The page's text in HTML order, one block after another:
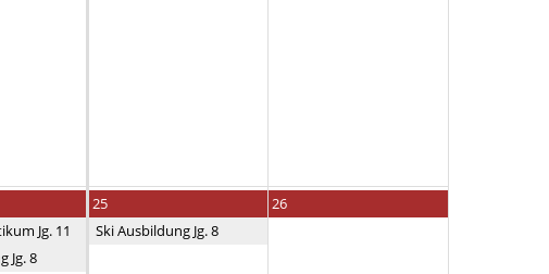
Jg. 11
Jg. 8
25
Ski Ausbildung Jg. 8
26